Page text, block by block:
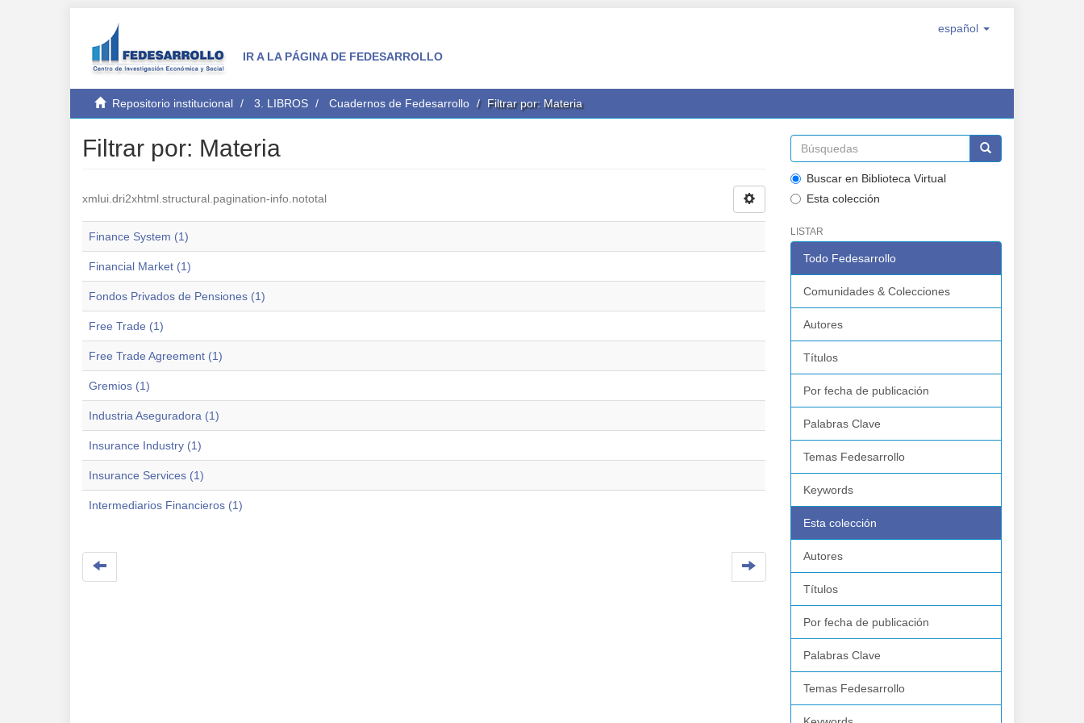
IR A LA PÁGINA DE FEDESARROLLO
español
Repositorio institucional 3. LIBROS Cuadernos de Fedesarrollo Filtrar por: Materia
Filtrar por: Materia
xmlui.dri2xhtml.structural.pagination-info.nototal
Finance System (1)
Financial Market (1)
Fondos Privados de Pensiones (1)
Free Trade (1)
Free Trade Agreement (1)
Gremios (1)
Industria Aseguradora (1)
Insurance Industry (1)
Insurance Services (1)
Intermediarios Financieros (1)
Buscar en Biblioteca Virtual
Esta colección
LISTAR
Todo Fedesarrollo
Comunidades & Colecciones
Autores
Títulos
Por fecha de publicación
Palabras Clave
Temas Fedesarrollo
Keywords
Esta colección
Autores
Títulos
Por fecha de publicación
Palabras Clave
Temas Fedesarrollo